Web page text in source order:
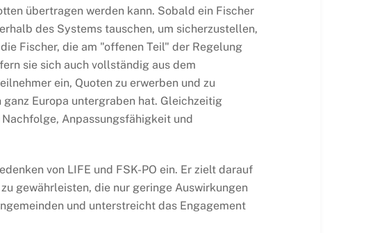
übertragen werden kann. Sobald ein Fischer
des Systems tauschen, um sicherzustellen,
Fischer, die am "offenen Teil" der Regelung
sie sich auch vollständig aus dem
ein, Quoten zu erwerben und zu
Europa untergraben hat. Gleichzeitig
Anpassungsfähigkeit und
von LIFE und FSK-PO ein. Er zielt darauf
gewährleisten, die nur geringe Auswirkungen
und unterstreicht das Engagement